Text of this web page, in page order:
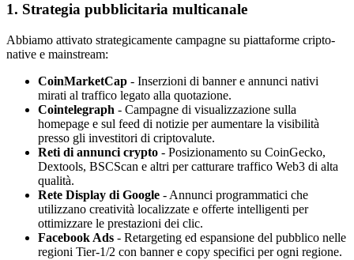
1. Strategia pubblicitaria multicanale
Abbiamo attivato strategicamente campagne su piattaforme cripto-
native e mainstream:
CoinMarketCap - Inserzioni di banner e annunci nativi
mirati al traffico legato alla quotazione.
Cointelegraph - Campagne di visualizzazione sulla
homepage e sul feed di notizie per aumentare la visibilità
presso gli investitori di criptovalute.
Reti di annunci crypto - Posizionamento su CoinGecko,
Dextools, BSCScan e altri per catturare traffico Web3 di alta
qualità.
Rete Display di Google - Annunci programmatici che
utilizzano creatività localizzate e offerte intelligenti per
ottimizzare le prestazioni dei clic.
Facebook Ads - Retargeting ed espansione del pubblico nelle
regioni Tier-1/2 con banner e copy specifici per ogni regione.